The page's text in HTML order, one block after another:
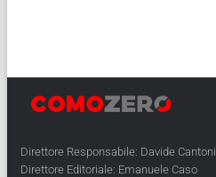
Direttore Responsabile: Davide Cantoni
Direttore Editoriale: Emanuele Caso